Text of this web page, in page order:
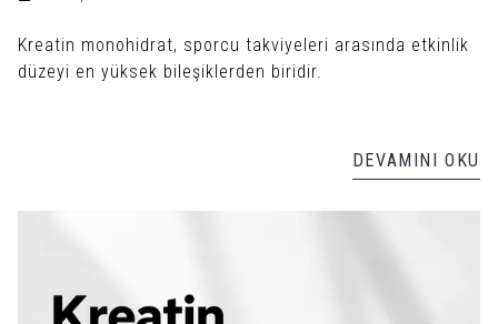
Kreatin monohidrat, sporcu takviyeleri arasında etkinlik
düzeyi en yüksek bileşiklerden biridir.
DEVAMINI OKU